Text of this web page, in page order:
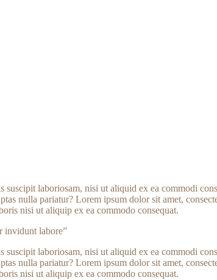
laboriosam, nisi ut aliquid ex ea commodi
nulla pariatur? Lorem ipsum dolor sit amet,
nisi ut aliquip ex ea commodo consequat.
invidunt labore”
laboriosam, nisi ut aliquid ex ea commodi
nulla pariatur? Lorem ipsum dolor sit amet,
nisi ut aliquip ex ea commodo consequat.